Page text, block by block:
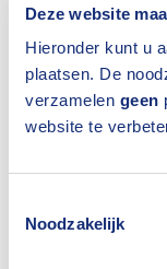
Deze website
Hieronder kunt u
plaatsen. De
verzamelen geen
website te
Noodzakelijk
hogere
advocaat
opgelost